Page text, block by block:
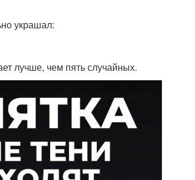
украшал:
лучше, чем пять случайных.